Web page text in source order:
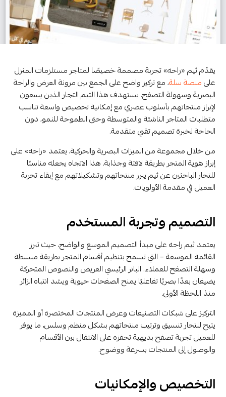
يقدّم ثيم «راحه» تجربة مصممة خصيصًا لمتاجر مستلزمات المنزل
علىمنصة سلة، مع تركيز واضح على الجمع بين مرونة العرض والراحة
البصرية وسهولة التصفح. يستهدف هذا الثيم التجار الذين يسعون
لإبراز منتجاتهم بأسلوب عصري مع إمكانية تخصيص واسعة تناسب
متطلبات المتاجر الناشئة والمتوسطة وحتى الطموحة للنمو، دون
الحاجة لخبرة تصميم تقني متقدمة.
من خلال مجموعة من الميزات البصرية والحركية، يعتمد «راحه» على
إبراز هوية المتجر بطريقة لافتة وجذابة. هذا الاتجاه يجعله مناسبًا
للتجار الباحثين عن ثيم يبرز منتجاتهم وتشكيلاتهم مع إبقاء تجربة
العميل في مقدمة الأولويات.
التصميم وتجربة المستخدم
يعتمد ثيم راحه على مبدأ التصميم الموسع والواضح، حيث تبرز
القائمة الموسعة – التي تسمح بتنظيم أقسام المتجر بطريقة مبسطة
وسهلة التصفح للعملاء. البانر الرئيسي العريض والنصوص المتحركة
يضيفان بعدًا بصريًا تفاعليًا يمنح الصفحات حيوية ويشد انتباه الزائر
منذ اللحظة الأولى.
التركيز على شبكات التصنيفات وعرض المنتجات المختصرة أو المميزة
يتيح للتجار تنسيق وترتيب منتجاتهم بشكل منظم وسلس، ما يوفر
للعميل تجربة تصفح بديهية تحفزه على الانتقال بين الأقسام
والوصول إلى المنتجات بسرعة ووضوح.
التخصيص والإمكانيات